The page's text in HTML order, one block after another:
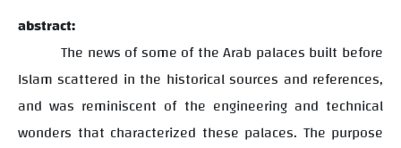
abstract:
The news of some of the Arab palaces built before
Islam scattered in the historical sources and references,
and was reminiscent of the engineering and technical
wonders that characterized these palaces. The purpose